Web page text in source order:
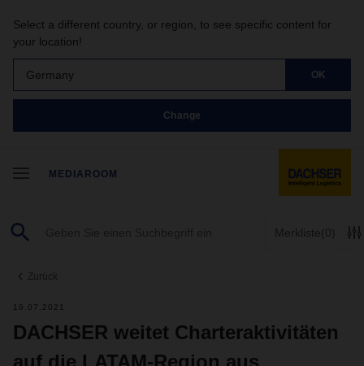
Select a different country, or region, to see specific content for
your location!
Germany OK
Change
MEDIAROOM
Merkliste(0)
Zurück
19.07.2021
DACHSER weitet Charteraktivitäten
auf die LATAM-Region aus